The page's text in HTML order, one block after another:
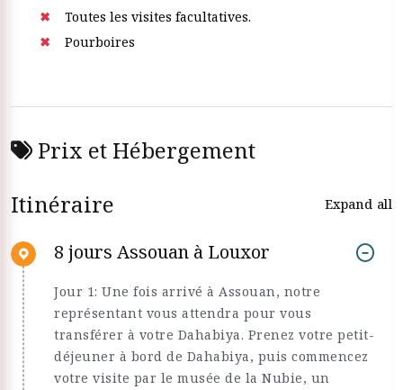
Toutes les visites facultatives.
Pourboires
Prix et Hébergement
Itinéraire
Expand all
8 jours Assouan à Louxor
Jour 1: Une fois arrivé à Assouan, notre
représentant vous attendra pour vous
transférer à votre Dahabiya. Prenez votre petit-
déjeuner à bord de Dahabiya, puis commencez
votre visite par le musée de la Nubie, un